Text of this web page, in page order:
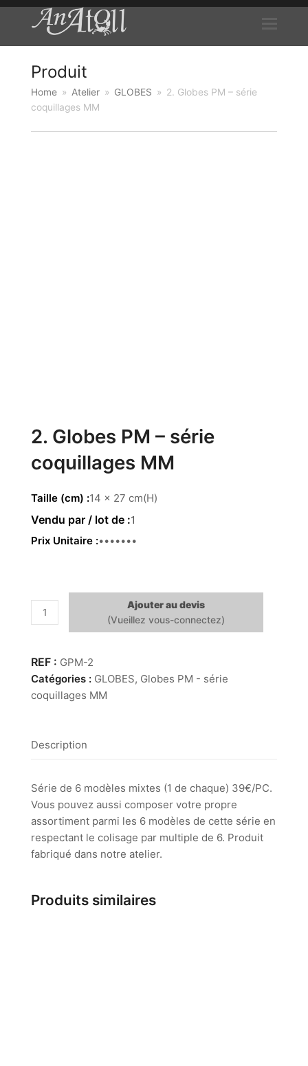
Produit
Home » Atelier » GLOBES » 2. Globes PM – série
coquillages MM
2. Globes PM – série
coquillages MM
Taille (cm) 14 x 27 cm(H)
1
Prix Unitaire 234.00€
quantité
de
Globes
PM
MM
Ajouter au devis
GPM-2
Catégories : GLOBES, Globes PM - série
coquillages MM
Description
Série de 6 modèles mixtes (1 de chaque) 39€/PC.
Vous pouvez aussi composer votre propre
assortiment parmi les 6 modèles de cette série en
respectant le colisage par multiple de 6. Produit
fabriqué dans notre atelier.
Produits similaires